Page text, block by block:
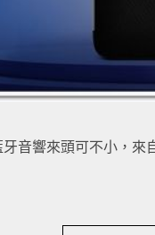
音響來頭可不小，